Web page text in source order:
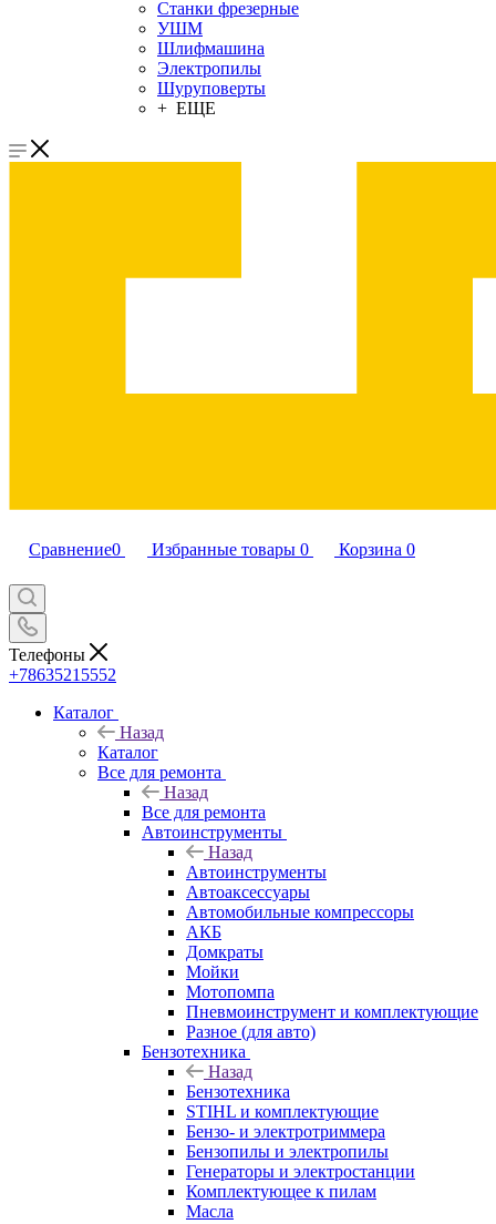
Станки фрезерные
УШМ
Шлифмашина
Электропилы
Шуруповерты
+ ЕЩЕ
Сравнение0 Избранные товары 0 Корзина 0
Телефоны
+78635215552
Каталог
Назад
Каталог
Все для ремонта
Назад
Все для ремонта
Автоинструменты
Назад
Автоинструменты
Автоаксессуары
Автомобильные компрессоры
АКБ
Домкраты
Мойки
Мотопомпа
Пневмоинструмент и комплектующие
Разное (для авто)
Бензотехника
Назад
Бензотехника
STIHL и комплектующие
Бензо- и электротриммера
Бензопилы и электропилы
Генераторы и электростанции
Комплектующее к пилам
Масла